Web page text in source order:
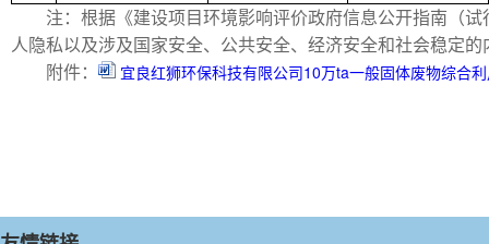
注：根据《建设项目环境影响评价政府信息公开指南（
人隐私以及涉及国家安全、公共安全、经济安全和社会稳定的
附件：
宜良红狮环保科技有限公司10万ta一般固体废物综合